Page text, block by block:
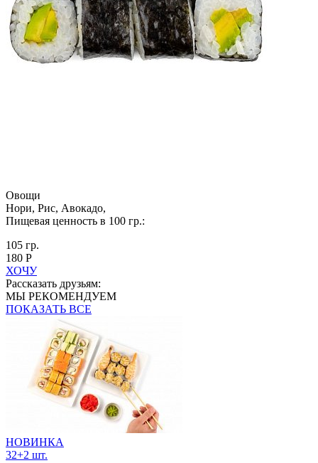
Овощи
Нори, Рис, Авокадо,
Пищевая ценность в 100 гр.:
105 гр.
180 Р
ХОЧУ
Рассказать друзьям:
МЫ РЕКОМЕНДУЕМ
ПОКАЗАТЬ ВСЕ
НОВИНКА
32+2 шт.